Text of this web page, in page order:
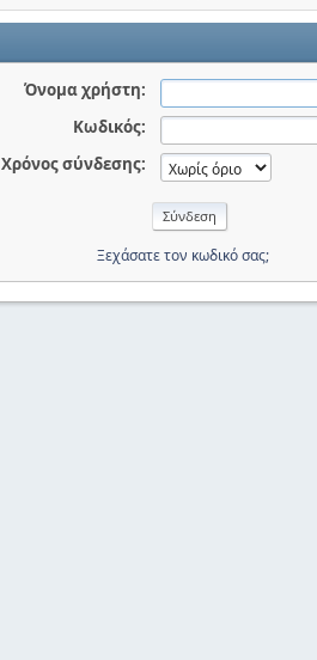
Όνομα χρήστη:
Κωδικός:
Χρόνος σύνδεσης:
Ξεχάσατε τον κωδικό σας;